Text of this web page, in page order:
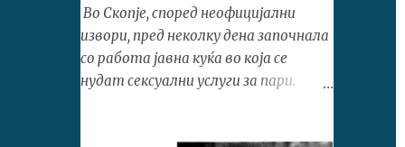
Во Скопје, според неофицијални
извори, пред неколку дена започнала
со работа јавна куќа во која се
нудат сексуални услуги за пари.